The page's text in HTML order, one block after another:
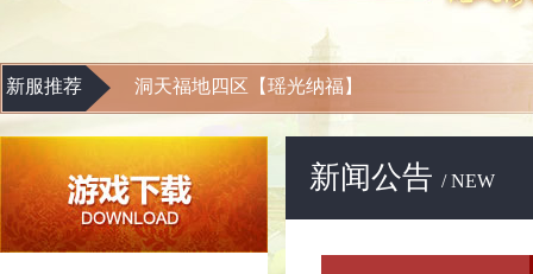
新服推荐 洞天福地四区【瑶光纳福】
新闻公告 / NEW